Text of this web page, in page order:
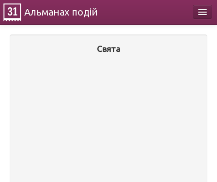
Альманах подій
Свята